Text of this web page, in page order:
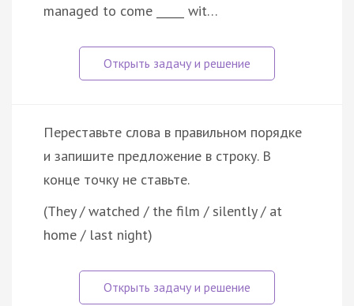
managed to come _____ wit…
Переставьте слова в правильном порядке
и запишите предложение в строку. В
конце точку не ставьте.
(They / watched / the film / silently / at
home / last night)